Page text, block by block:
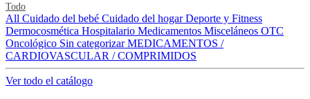
Todo
All Cuidado del bebé Cuidado del hogar Deporte y Fitness
Dermocosmética Hospitalario Medicamentos Misceláneos OTC
Oncológico Sin categorizar MEDICAMENTOS /
CARDIOVASCULAR / COMPRIMIDOS
Ver todo el catálogo